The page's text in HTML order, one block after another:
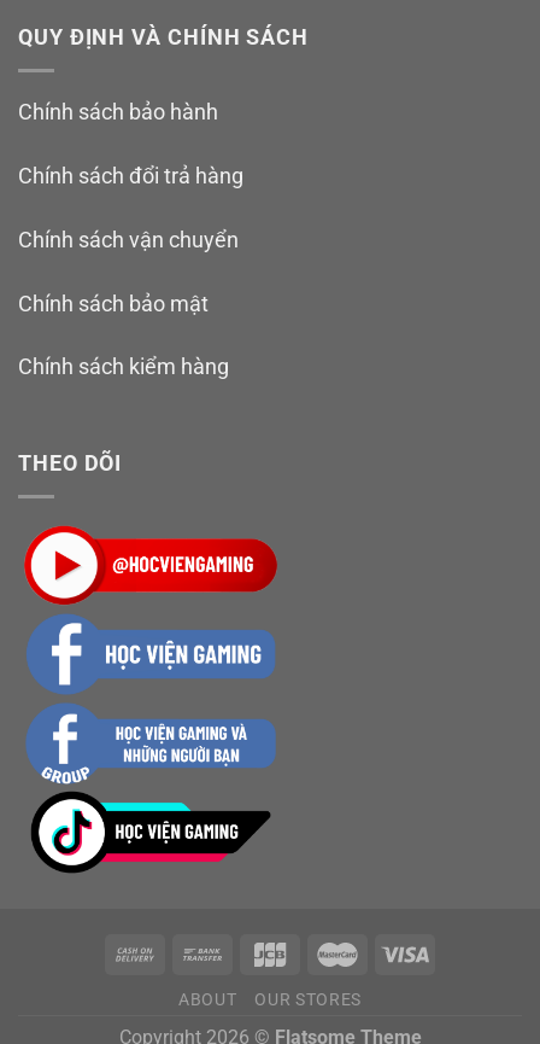
QUY ĐỊNH VÀ CHÍNH SÁCH
Chính sách bảo hành
Chính sách đổi trả hàng
Chính sách vận chuyển
Chính sách bảo mật
Chính sách kiểm hàng
THEO DÕI
ABOUT OUR STORES
Copyright 2026 © Flatsome Theme